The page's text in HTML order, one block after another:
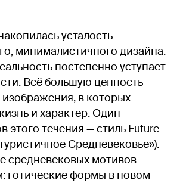
усталость
минималистичного дизайна.
постепенно уступает
Всё большую ценность
в которых
и характер. Один
этого течения — стиль Future
Средневековье»).
средневековых мотивов
готические формы в новом